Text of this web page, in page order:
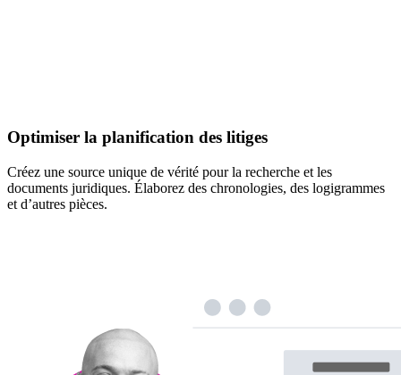
Optimiser la planification des litiges
Créez une source unique de vérité pour la recherche et les
documents juridiques. Élaborez des chronologies, des logigrammes
et d’autres pièces.